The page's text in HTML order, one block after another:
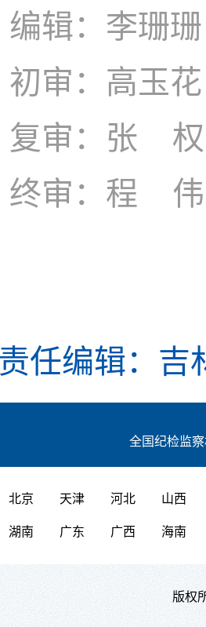
编辑：李珊珊
初审：高玉花
复审：张 权
终审：程 伟
责任编辑：吉
全国纪检监
北京 天津 河北 山西
湖南 广东 广西 海南
版权